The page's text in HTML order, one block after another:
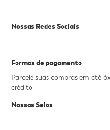
Nossas Redes Sociais
Formas de pagamento
Parcele suas compras em até
crédito
Nossos Selos